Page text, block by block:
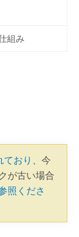
組み
ており
、今
が古い場合
照くださ